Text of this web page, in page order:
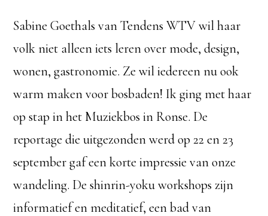
Sabine Goethals van Tendens WTV wil haar
volk niet alleen iets leren over mode, design,
wonen, gastronomie. Ze wil iedereen nu ook
warm maken voor bosbaden! Ik ging met haar
op stap in het Muziekbos in Ronse. De
reportage die uitgezonden werd op 22 en 23
september gaf een korte impressie van onze
wandeling. De shinrin-yoku workshops zijn
informatief en meditatief, een bad van